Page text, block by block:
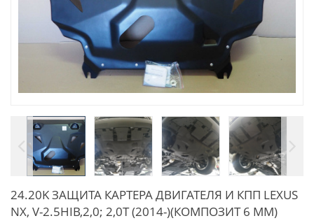
24.20K ЗАЩИТА КАРТЕРА ДВИГАТЕЛЯ И КПП LEXUS
NX, V-2.5HIB,2,0; 2,0T (2014-)(КОМПОЗИТ 6 ММ)